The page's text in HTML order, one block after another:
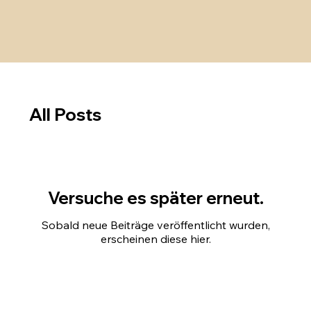
All Posts
Versuche es später erneut.
Sobald neue Beiträge veröffentlicht wurden,
erscheinen diese hier.